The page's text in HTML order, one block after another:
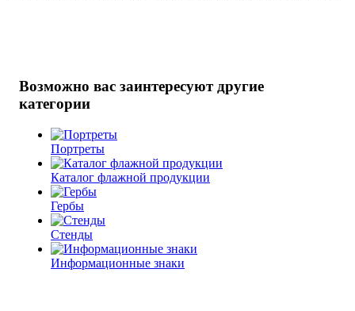
Возможно вас заинтересуют другие
категории
Портреты
Каталог флажной продукции
Гербы
Стенды
Информационные знаки